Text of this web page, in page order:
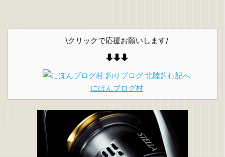
\クリックで応援お願いします/
にほんブログ村